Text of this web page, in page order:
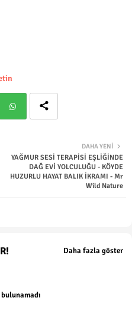
tsap
DAHA YENI
YAĞMUR SESİ TERAPİSİ EŞLİĞİNDE
DAĞ EVİ YOLCULUĞU - KÖYDE
HUZURLU HAYAT BALIK İKRAMI - Mr
Wild Nature
Daha fazla göster